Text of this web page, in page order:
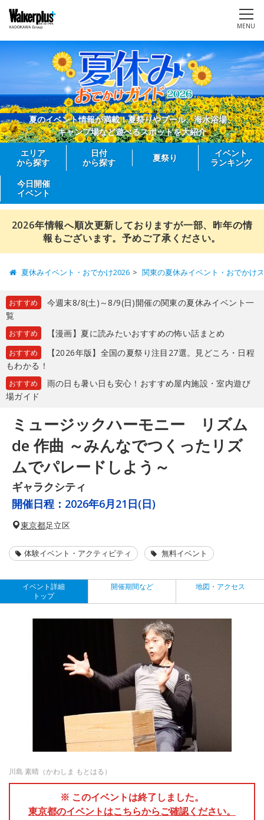
MENU
夏のイベント情報が満載！夏祭りやプール、海水浴場、
キャンプ場など遊べるスポットを大紹介
エリア
から探す
日付
から探す
夏祭り
イベント
ランキング
今日開催
イベント
2026年情報へ順次更新しておりますが一部、昨年の情
報もございます。予めご了承ください。
夏休みイベント・おでかけ2026 関東の夏休みイベント・おでかけ
おすすめ
今週末8/8(土)～8/9(日)開催の関東の夏休みイベント一
覧
おすすめ 【漫画】夏に読みたいおすすめの怖い話まとめ
おすすめ
【2026年版】全国の夏祭り注目27選。見どころ・日程
もわかる！
おすすめ
雨の日も暑い日も安心！おすすめ屋内施設・室内遊び
場ガイド
ミュージックハーモニー リズム
de 作曲 ～みんなでつくったリズ
ムでパレードしよう～
ギャラクシティ
開催日程： 2026年6月21日(日)
東京都足立区
体験イベント・アクティビティ 無料イベント
イベント詳細
トップ
開催期間など 地図・アクセス
川島 素晴（かわしま もとはる）
※ このイベントは終了しました。
東京都のイベントはこちらからご確認ください。